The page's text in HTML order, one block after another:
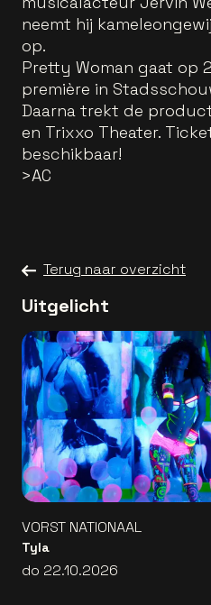
neemt hij
op.
Pretty Woman gaat op
première in
Daarna trekt de
en Trixxo Theater.
beschikbaar!
>AC
Terug naar overzicht
Uitgelicht
VORST NATIONAAL
Tyla
do 22.10.2026